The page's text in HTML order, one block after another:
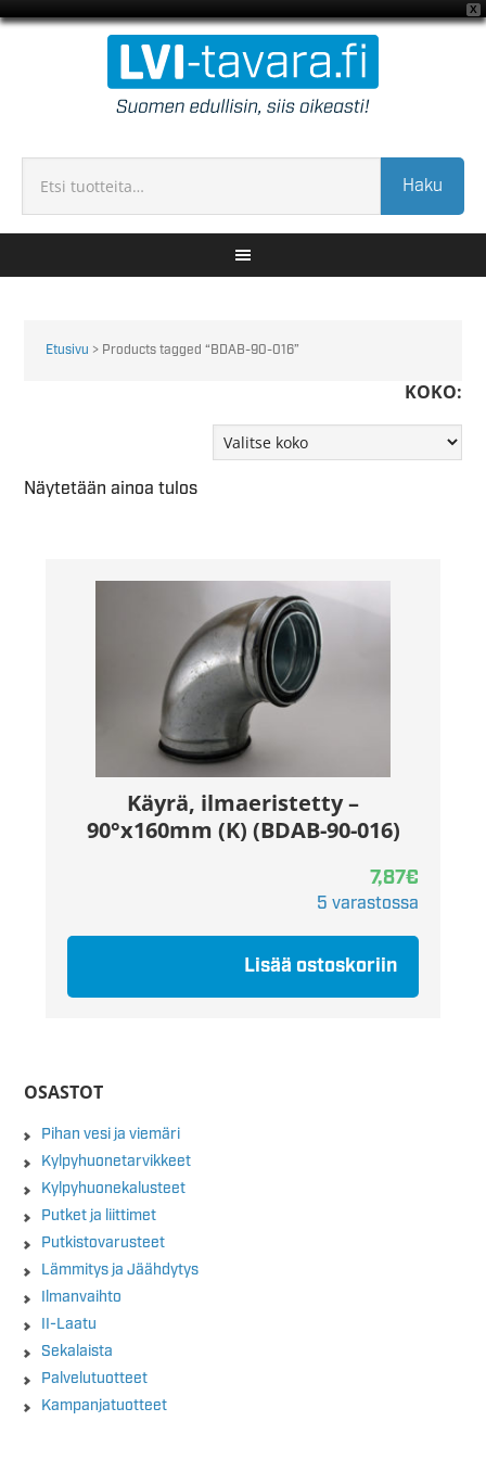
X
Haku
Etusivu > Products tagged “BDAB-90-016”
KOKO:
Näytetään ainoa tulos
Käyrä, ilmaeristetty –
90°x160mm (K) (BDAB-90-016)
7,87€
5 varastossa
Lisää ostoskoriin
OSASTOT
Pihan vesi ja viemäri
Kylpyhuonetarvikkeet
Kylpyhuonekalusteet
Putket ja liittimet
Putkistovarusteet
Lämmitys ja Jäähdytys
Ilmanvaihto
II-Laatu
Sekalaista
Palvelutuotteet
Kampanjatuotteet